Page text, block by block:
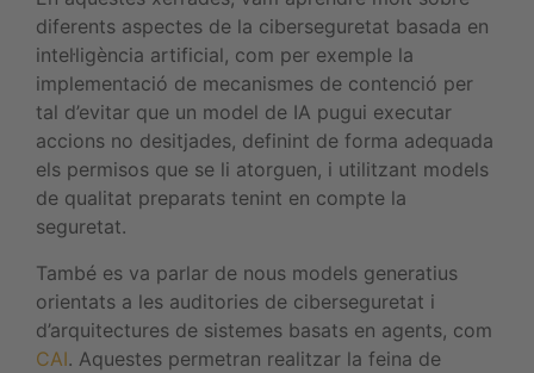
diferents aspectes de la ciberseguretat basada en
intel·ligència artificial, com per exemple la
implementació de mecanismes de contenció per
tal d’evitar que un model de IA pugui executar
accions no desitjades, definint de forma adequada
els permisos que se li atorguen, i utilitzant models
de qualitat preparats tenint en compte la
seguretat.
També es va parlar de nous models generatius
orientats a les auditories de ciberseguretat i
d’arquitectures de sistemes basats en agents, com
CAI. Aquestes permetran realitzar la feina de